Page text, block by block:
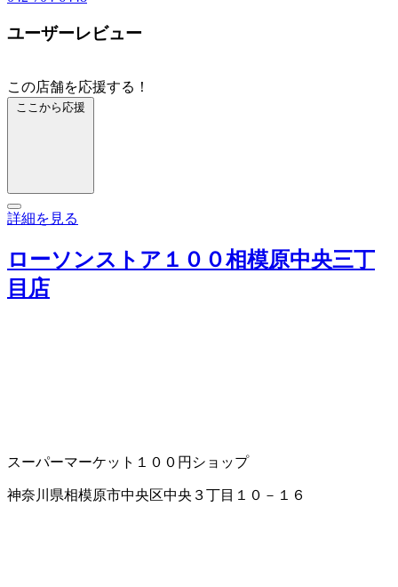
ユーザーレビュー
この店舗を応援する！
ここから応援
詳細を見る
ローソンストア１００相模原中央三丁
目店
スーパーマーケット １００円ショップ
神奈川県相模原市中央区中央３丁目１０－１６